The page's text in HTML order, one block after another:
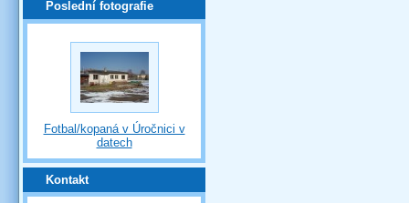
Poslední fotografie
Fotbal/kopaná v Úročnici v
datech
Kontakt